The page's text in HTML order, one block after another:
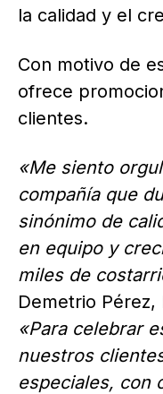
la calidad y el
Con motivo de
ofrece
clientes.
«Me siento
compañía que
sinónimo de
en equipo y
miles de
Demetrio Pérez,
«Para celebrar
nuestros
especiales, con